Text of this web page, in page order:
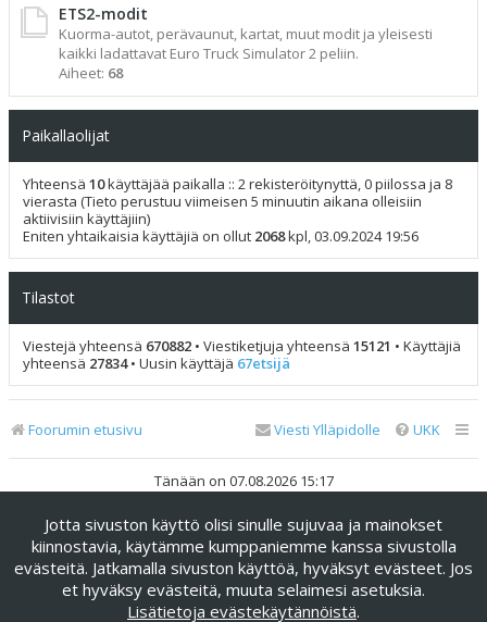
ETS2-modit
Kuorma-autot, perävaunut, kartat, muut modit ja yleisesti
kaikki ladattavat Euro Truck Simulator 2 peliin.
Aiheet: 68
Paikallaolijat
Yhteensä 10käyttäjää paikalla :: 2 rekisteröitynyttä, 0 piilossa ja 8
vierasta (Tieto perustuu viimeisen 5 minuutin aikana olleisiin
aktiivisiin käyttäjiin)
Eniten yhtaikaisia käyttäjiä on ollut 2068kpl, 03.09.2024 19:56
Tilastot
Viestejä yhteensä 670882 • Viestiketjuja yhteensä 15121 • Käyttäjiä
yhteensä 27834• Uusin käyttäjä 67etsijä
Foorumin etusivu UKK
Viesti Ylläpidolle
Tänään on 07.08.2026 15:17
Keskustelufoorumin ohjelmistophpBB® Forum Software ©
phpBB Limited
Käännös: phpBB Suomi (lurttinen, harritapio, Pettis)
phpBB Metro Theme byPixelGoose Studio
Jotta sivuston käyttö olisi sinulle sujuvaa ja mainokset
kiinnostavia, käytämme kumppaniemme kanssa sivustolla
evästeitä. Jatkamalla sivuston käyttöä, hyväksyt evästeet. Jos
et hyväksy evästeitä, muuta selaimesi asetuksia.
Lisätietoja evästekäytännöistä.